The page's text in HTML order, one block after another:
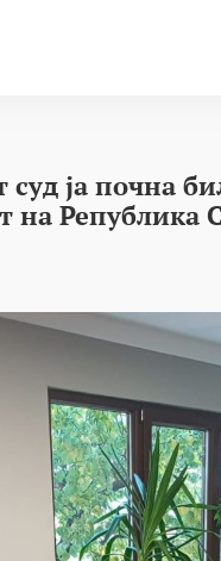
суд ја почна
на